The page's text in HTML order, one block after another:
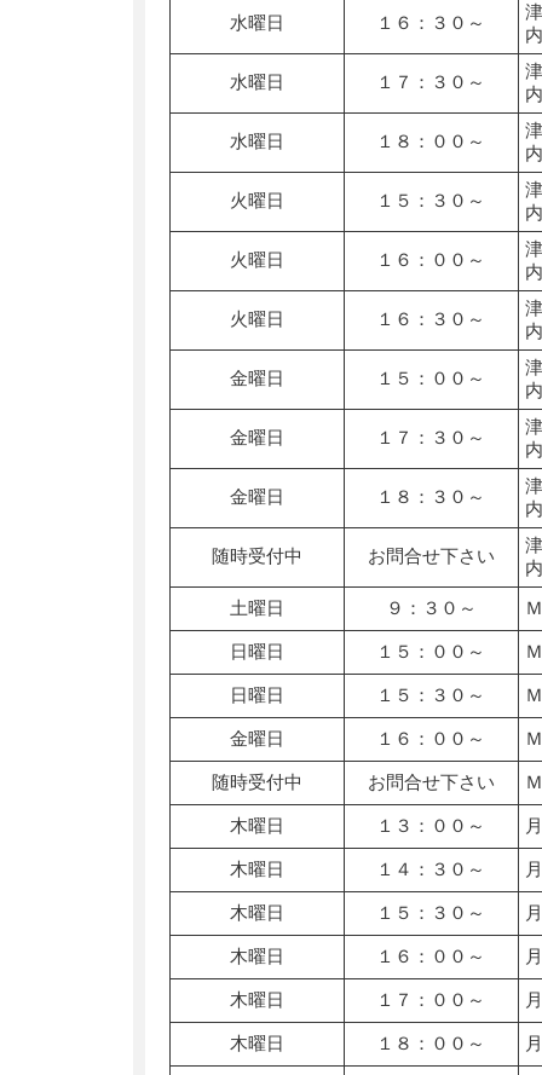
水曜日 １６：３０～
水曜日 １７：３０～
水曜日 １８：００～
火曜日 １５：３０～
火曜日 １６：００～
火曜日 １６：３０～
金曜日 １５：００～
金曜日 １７：３０～
金曜日 １８：３０～
随時受付中 お問合せ下さい
土曜日
９：３０～
日曜日 １５：００～
日曜日 １５：３０～
金曜日 １６：００～
随時受付中 お問合せ下さい
木曜日 １３：００～
木曜日 １４：３０～
木曜日 １５：３０～
木曜日 １６：００～
木曜日 １７：００～
木曜日 １８：００～